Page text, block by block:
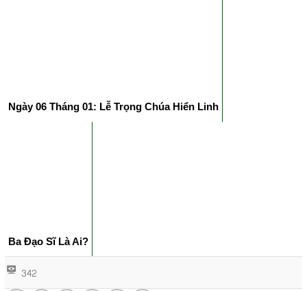
Ngày 06 Tháng 01: Lễ Trọng Chúa Hiển Linh
Ba Đạo Sĩ Là Ai?
342